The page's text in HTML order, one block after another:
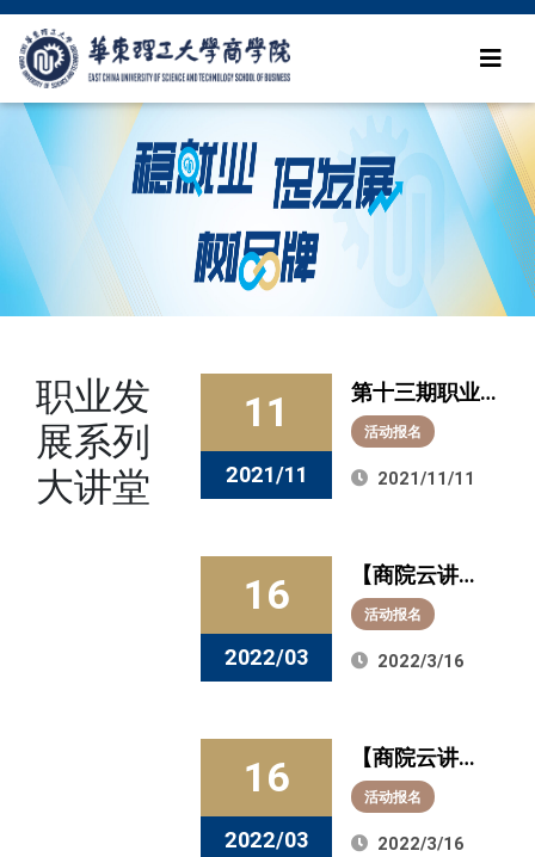
职业发
展系列
大讲堂
11
2021/11
第十三期职业
导师项目启
动：以职场大
活动报名
2021/11/11
16
2022/03
【商院云讲
堂】聚焦“中国
汽车零部件行
间
活动报名
2022/3/16
16
2022/03
【商院云讲
堂】想要了解
“世界经济格局
活动报名
2022/3/16